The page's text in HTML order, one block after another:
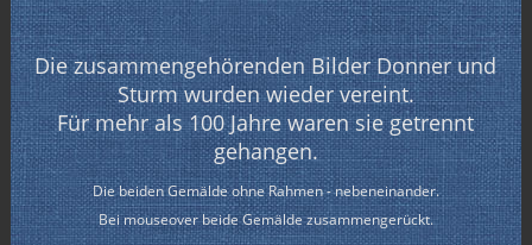
Die zusammengehörenden Bilder Donner und
Sturm wurden wieder vereint.
Für mehr als 100 Jahre waren sie getrennt
gehangen.
Die beiden Gemälde ohne Rahmen - nebeneinander.
Bei mouseover beide Gemälde zusammengerückt.